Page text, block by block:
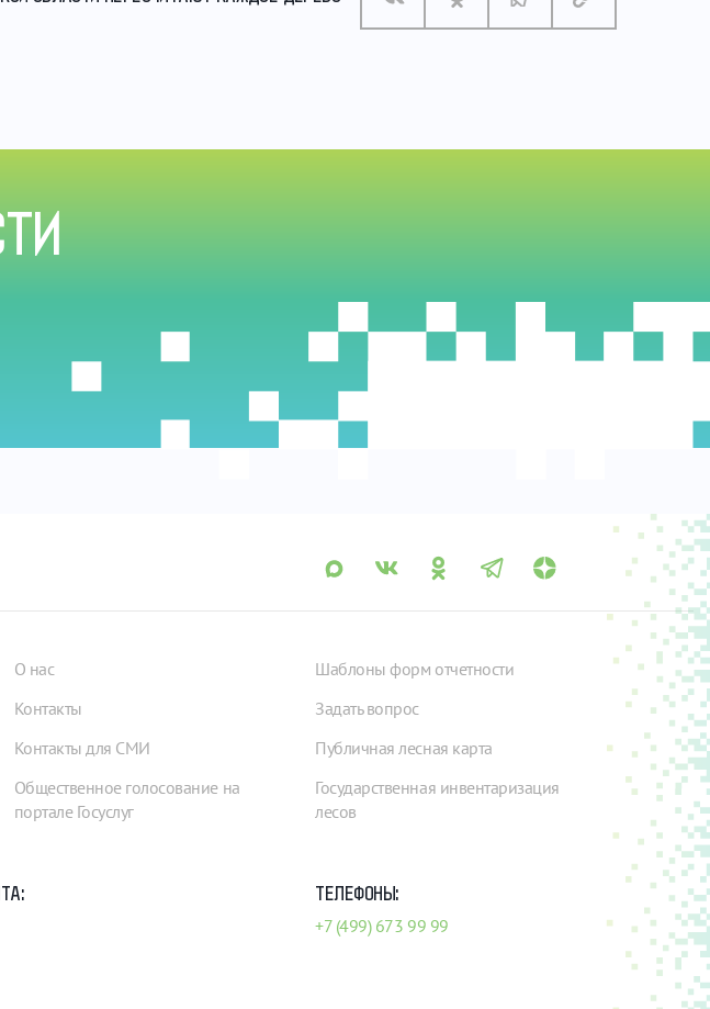
О нас
Контакты
Контакты для СМИ
Общественное голосование на
портале Госуслуг
Шаблоны форм отчетности
Задать вопрос
Публичная лесная карта
Государственная инвентаризация
лесов
ТЕЛЕФОНЫ:
+7 (499) 673 99 99